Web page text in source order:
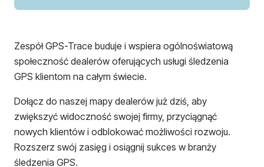
Zespół GPS-Trace buduje i wspiera ogólnoświatową
społeczność dealerów oferujących usługi śledzenia
GPS klientom na całym świecie.
Dołącz do naszej mapy dealerów już dziś, aby
zwiększyć widoczność swojej firmy, przyciągnąć
nowych klientów i odblokować możliwości rozwoju.
Rozszerz swój zasięg i osiągnij sukces w branży
śledzenia GPS.